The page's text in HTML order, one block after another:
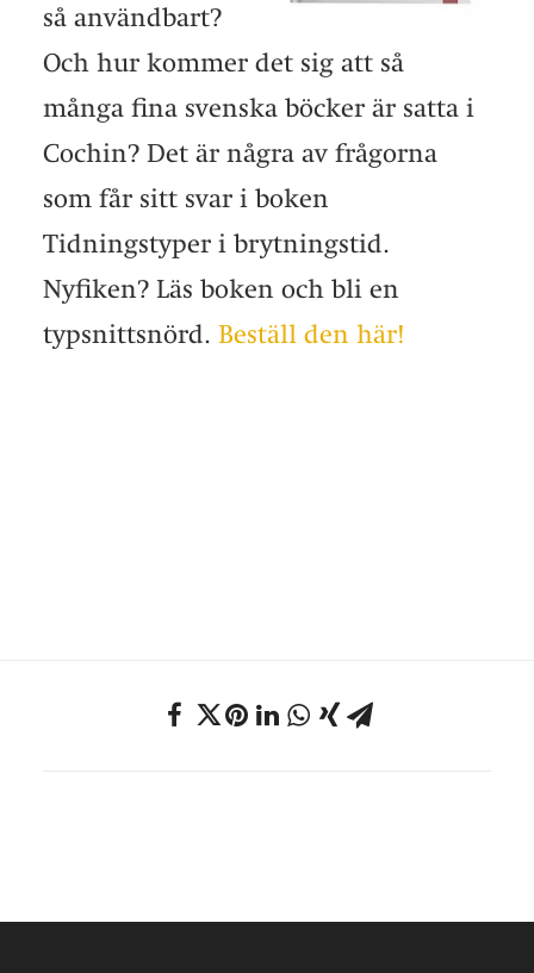
så användbart?
Och hur kommer det sig att så
många fina svenska böcker är satta i
Cochin? Det är några av frågorna
som får sitt svar i boken
Tidningstyper i brytningstid.
Nyfiken? Läs boken och bli en
typsnittsnörd. Beställ den här!